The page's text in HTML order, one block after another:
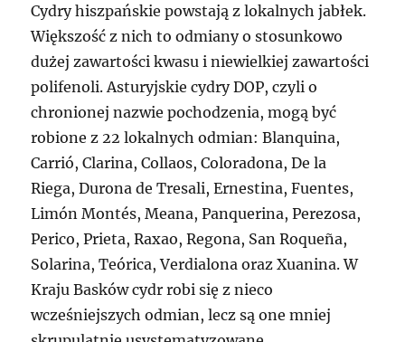
Cydry hiszpańskie powstają z lokalnych jabłek.
Większość z nich to odmiany o stosunkowo
dużej zawartości kwasu i niewielkiej zawartości
polifenoli. Asturyjskie cydry DOP, czyli o
chronionej nazwie pochodzenia, mogą być
robione z 22 lokalnych odmian: Blanquina,
Carrió, Clarina, Collaos, Coloradona, De la
Riega, Durona de Tresali, Ernestina, Fuentes,
Limón Montés, Meana, Panquerina, Perezosa,
Perico, Prieta, Raxao, Regona, San Roqueña,
Solarina, Teórica, Verdialona oraz Xuanina. W
Kraju Basków cydr robi się z nieco
wcześniejszych odmian, lecz są one mniej